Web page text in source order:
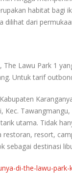
habitat bagi
dilihat dari
Lawu Park 1
Untuk tarif
utama. Tidak
resort,
sebagai destinasi
di-the-lawu-